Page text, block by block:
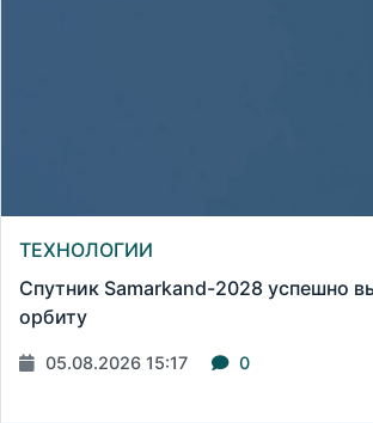
ТЕХНОЛОГИИ
Спутник Samarkand-2028 успешно
орбиту
05.08.2026 15:17 0